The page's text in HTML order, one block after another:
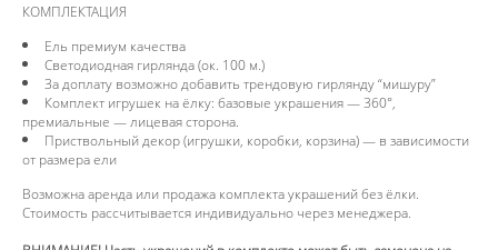
КОМПЛЕКТАЦИЯ
Ель премиум качества
Светодиодная гирлянда (ок. 100 м.)
За доплату возможно добавить трендовую гирлянду “мишуру”
Комплект игрушек на ёлку: базовые украшения — 360°,
премиальные — лицевая сторона.
Приствольный декор (игрушки, коробки, корзина) — в зависимости
от размера ели
Возможна аренда или продажа комплекта украшений без ёлки.
Стоимость рассчитывается индивидуально через менеджера.